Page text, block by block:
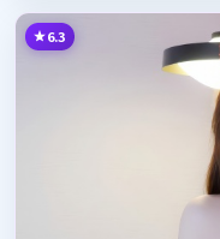
6.3